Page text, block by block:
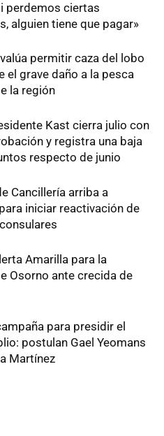
perdemos ciertas
alguien tiene que pagar»
permitir caza del lobo
el grave daño a la pesca
la región
Kast cierra julio con
y registra una baja
respecto de junio
Cancillería arriba a
iniciar reactivación de
Amarilla para la
Osorno ante crecida de
para presidir el
postulan Gael Yeomans
Martínez